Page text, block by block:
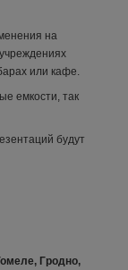
на
или кафе.
емкости, так
будут
Гродно,